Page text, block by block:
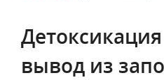
вывод из